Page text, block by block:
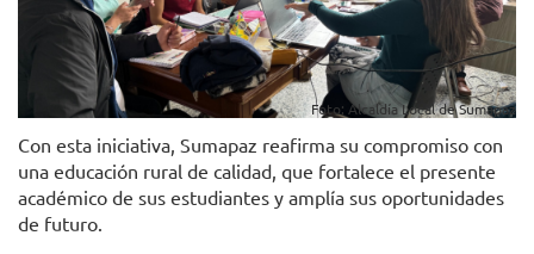
Foto: Alcaldía Local de Sumapaz
Con esta iniciativa, Sumapaz reafirma su compromiso con
una educación rural de calidad, que fortalece el presente
académico de sus estudiantes y amplía sus oportunidades
de futuro.